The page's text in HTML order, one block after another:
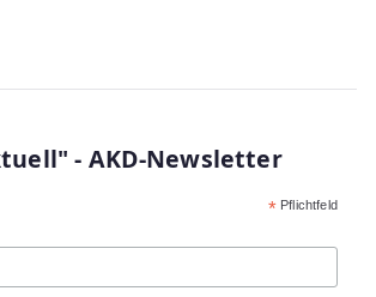
r
- AKD-Newsletter
*Pflichtfeld